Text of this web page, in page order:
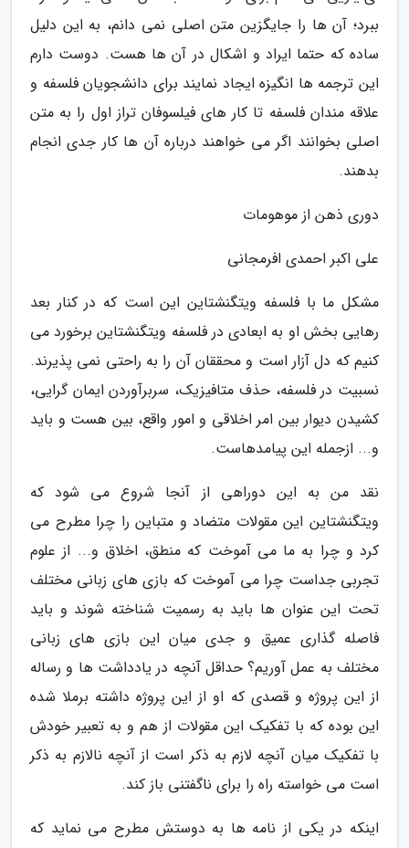
ببرد؛ آن ها را جایگزین متن اصلی نمی دانم، به این دلیل
ساده که حتما ایراد و اشکال در آن ها هست. دوست دارم
این ترجمه ها انگیزه ایجاد نمایند برای دانشجویان فلسفه و
علاقه مندان فلسفه تا کار های فیلسوفان تراز اول را به متن
اصلی بخوانند اگر می خواهند درباره آن ها کار جدی انجام
بدهند.
دوری ذهن از موهومات
علی اکبر احمدی افرمجانی
مشکل ما با فلسفه ویتگنشتاین این است که در کنار بعد
رهایی بخش او به ابعادی در فلسفه ویتگنشتاین برخورد می
کنیم که دل آزار است و محققان آن را به راحتی نمی پذیرند.
نسبیت در فلسفه، حذف متافیزیک، سربرآوردن ایمان گرایی،
کشیدن دیوار بین امر اخلاقی و امور واقع، بین هست و باید
و... ازجمله این پیامدهاست.
نقد من به این دوراهی از آنجا شروع می شود که
ویتگنشتاین این مقولات متضاد و متباین را چرا مطرح می
کرد و چرا به ما می آموخت که منطق، اخلاق و... از علوم
تجربی جداست چرا می آموخت که بازی های زبانی مختلف
تحت این عنوان ها باید به رسمیت شناخته شوند و باید
فاصله گذاری عمیق و جدی میان این بازی های زبانی
مختلف به عمل آوریم؟ حداقل آنچه در یادداشت ها و رساله
از این پروژه و قصدی که او از این پروژه داشته برملا شده
این بوده که با تفکیک این مقولات از هم و به تعبیر خودش
با تفکیک میان آنچه لازم به ذکر است از آنچه نالازم به ذکر
است می خواسته راه را برای ناگفتنی باز کند.
اینکه در یکی از نامه ها به دوستش مطرح می نماید که